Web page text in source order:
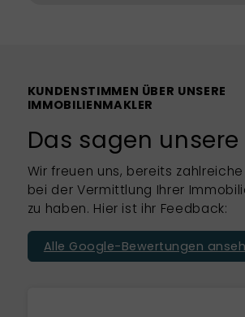
KUNDENSTIMMEN ÜBER UNSERE
IMMOBILIENMAKLER
Das sagen
Wir freuen uns, bereits
bei der Vermittlung Ihrer
zu haben. Hier ist ihr Feedback:
Alle Google-Bewertungen